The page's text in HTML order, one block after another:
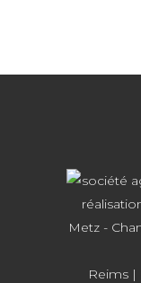
Reims|